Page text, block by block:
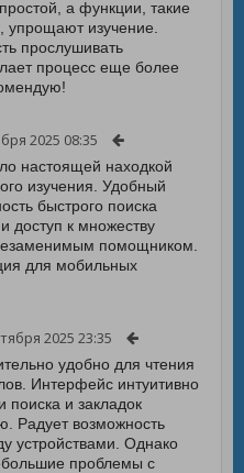
а функции, такие
упрощают изучение.
прослушивать
процесс еще более
2025 08:35
настоящей находкой
изучения. Удобный
быстрого поиска
доступ к множеству
помощником.
для мобильных
2025 23:35
удобно для чтения
Интерфейс интуитивно
и закладок
Радует возможность
устройствами. Однако
проблемы с